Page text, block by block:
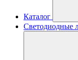
Каталог
Светодиодные